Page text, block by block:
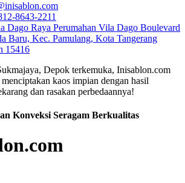
8643-2211
Dago Raya Perumahan Vila Dago Boulevard
Baru, Kec. Pamulang, Kota Tangerang
15416
Depok terkemuka, Inisablon.com
kaos impian dengan hasil
dan rasakan perbedaannya!
Konveksi Seragam Berkualitas